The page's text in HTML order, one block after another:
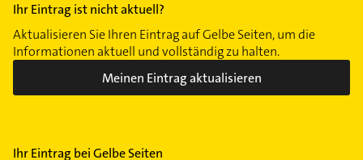
Ihr Eintrag ist nicht aktuell?
Aktualisieren Sie Ihren Eintrag auf Gelbe Seiten, um die
Informationen aktuell und vollständig zu halten.
Meinen Eintrag aktualisieren
Ihr Eintrag bei Gelbe Seiten